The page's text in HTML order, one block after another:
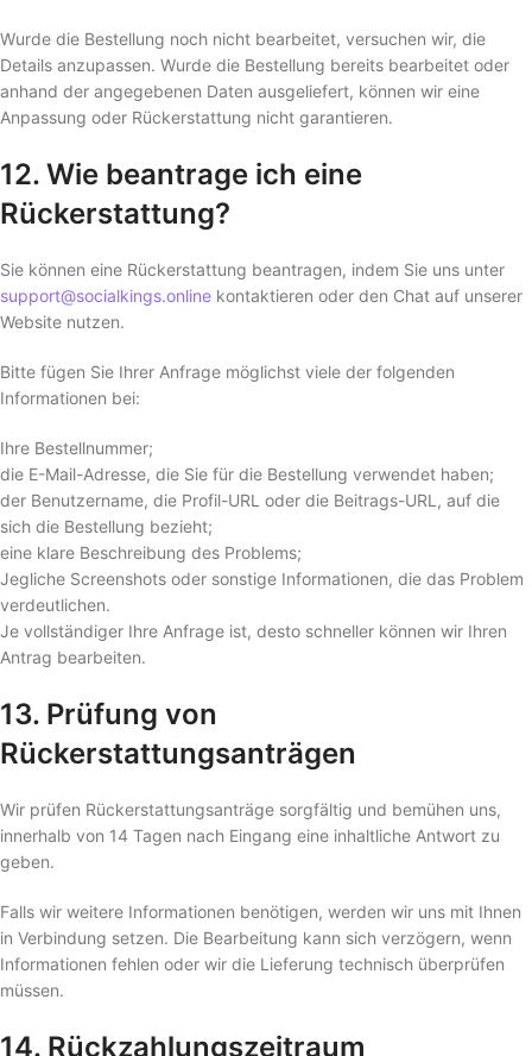
Wurde die Bestellung noch nicht bearbeitet, versuchen wir, die
Details anzupassen. Wurde die Bestellung bereits bearbeitet oder
anhand der angegebenen Daten ausgeliefert, können wir eine
Anpassung oder Rückerstattung nicht garantieren.
12. Wie beantrage ich eine
Rückerstattung?
Sie können eine Rückerstattung beantragen, indem Sie uns unter
support@socialkings.online kontaktieren oder den Chat auf unserer
Website nutzen.
Bitte fügen Sie Ihrer Anfrage möglichst viele der folgenden
Informationen bei:
Ihre Bestellnummer;
die E-Mail-Adresse, die Sie für die Bestellung verwendet haben;
der Benutzername, die Profil-URL oder die Beitrags-URL, auf die
sich die Bestellung bezieht;
eine klare Beschreibung des Problems;
Jegliche Screenshots oder sonstige Informationen, die das Problem
verdeutlichen.
Je vollständiger Ihre Anfrage ist, desto schneller können wir Ihren
Antrag bearbeiten.
13. Prüfung von
Rückerstattungsanträgen
Wir prüfen Rückerstattungsanträge sorgfältig und bemühen uns,
innerhalb von 14 Tagen nach Eingang eine inhaltliche Antwort zu
geben.
Falls wir weitere Informationen benötigen, werden wir uns mit Ihnen
in Verbindung setzen. Die Bearbeitung kann sich verzögern, wenn
Informationen fehlen oder wir die Lieferung technisch überprüfen
müssen.
14. Rückzahlungszeitraum